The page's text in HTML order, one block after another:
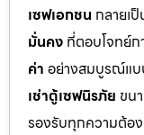
เซฟเอกชน กลายเ
มั่นคง ที่ตอบโจทย์ก
ค่า อย่างสมบูรณ์แบ
เช่าตู้เซฟนิรภัย ขน
รองรับทุกความต้อง